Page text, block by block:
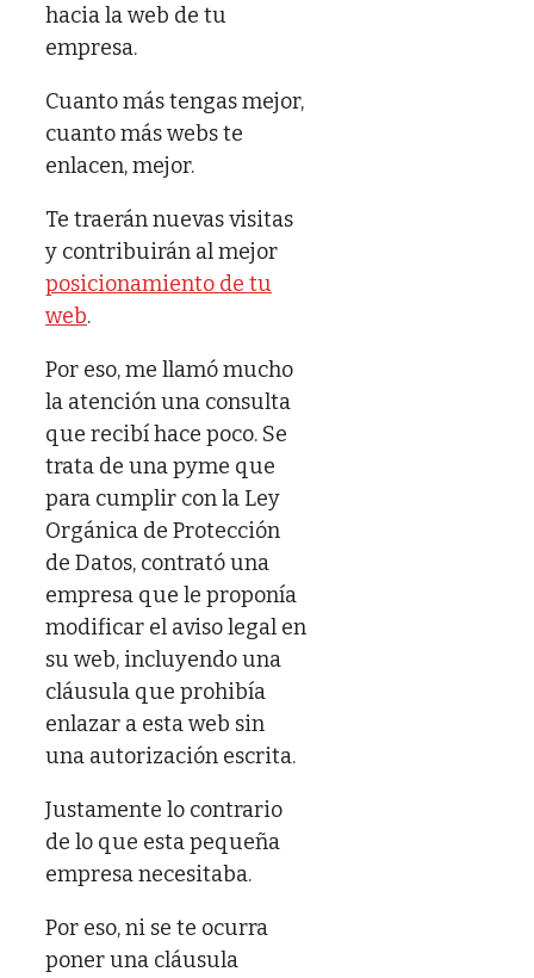
hacia la web de tu
empresa.
Cuanto más tengas mejor,
cuanto más webs te
enlacen, mejor.
Te traerán nuevas visitas
y contribuirán al mejor
posicionamiento de tu
web.
Por eso, me llamó mucho
la atención una consulta
que recibí hace poco. Se
trata de una pyme que
para cumplir con la Ley
Orgánica de Protección
de Datos, contrató una
empresa que le proponía
modificar el aviso legal en
su web, incluyendo una
cláusula que prohibía
enlazar a esta web sin
una autorización escrita.
Justamente lo contrario
de lo que esta pequeña
empresa necesitaba.
Por eso, ni se te ocurra
poner una cláusula